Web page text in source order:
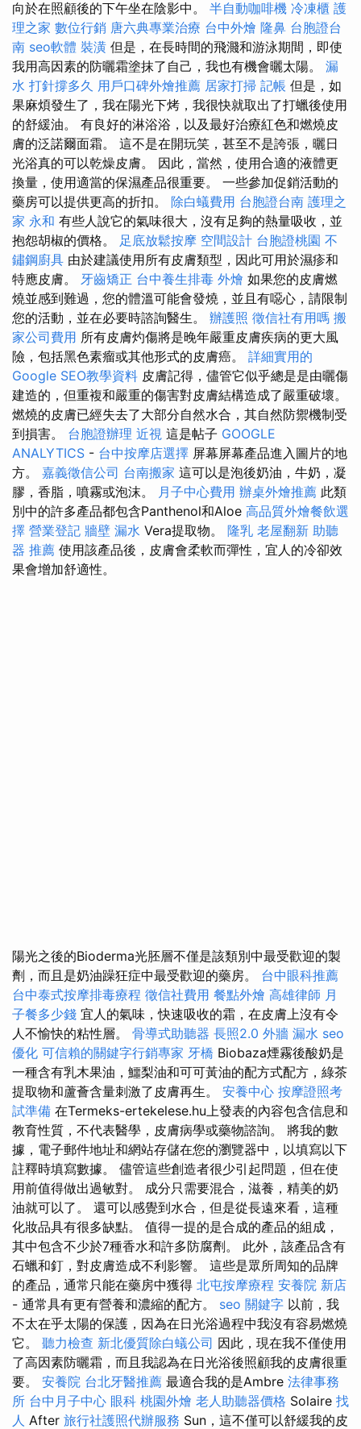
向於在照顧後的下午坐在陰影中。 半自動咖啡機 冷凍櫃 護
理之家 數位行銷 唐六典專業治療 台中外燴 隆鼻 台胞證台
南 seo軟體 裝潢 但是，在長時間的飛濺和游泳期間，即使
我用高因素的防曬霜塗抹了自己，我也有機會曬太陽。 漏
水 打針撐多久 用戶口碑外燴推薦 居家打掃 記帳 但是，如
果麻煩發生了，我在陽光下烤，我很快就取出了打蠟後使用
的舒緩油。 有良好的淋浴浴，以及最好治療紅色和燃燒皮
膚的泛諾爾面霜。 這不是在開玩笑，甚至不是誇張，曬日
光浴真的可以乾燥皮膚。 因此，當然，使用合適的液體更
換量，使用適當的保濕產品很重要。 一些參加促銷活動的
藥房可以提供更高的折扣。 除白蟻費用 台胞證台南 護理之
家 永和 有些人說它的氣味很大，沒有足夠的熱量吸收，並
抱怨胡椒的價格。 足底放鬆按摩 空間設計 台胞證桃園 不
鏽鋼廚具 由於建議使用所有皮膚類型，因此可用於濕疹和
特應皮膚。 牙齒矯正 台中養生排毒 外燴 如果您的皮膚燃
燒並感到難過，您的體溫可能會發燒，並且有噁心，請限制
您的活動，並在必要時諮詢醫生。 辦護照 徵信社有用嗎 搬
家公司費用 所有皮膚灼傷將是晚年嚴重皮膚疾病的更大風
險，包括黑色素瘤或其他形式的皮膚癌。 詳細實用的
Google SEO教學資料 皮膚記得，儘管它似乎總是是由曬傷
建造的，但重複和嚴重的傷害對皮膚結構造成了嚴重破壞。
燃燒的皮膚已經失去了大部分自然水合，其自然防禦機制受
到損害。 台胞證辦理 近視 這是帖子 GOOGLE
ANALYTICS - 台中按摩店選擇 屏幕屏幕產品進入圖片的地
方。 嘉義徵信公司 台南搬家 這可以是泡後奶油，牛奶，凝
膠，香脂，噴霧或泡沫。 月子中心費用 辦桌外燴推薦 此類
別中的許多產品都包含Panthenol和Aloe 高品質外燴餐飲選
擇 營業登記 牆壁 漏水 Vera提取物。 隆乳 老屋翻新 助聽
器 推薦 使用該產品後，皮膚會柔軟而彈性，宜人的冷卻效
果會增加舒適性。
陽光之後的Bioderma光胚層不僅是該類別中最受歡迎的製
劑，而且是奶油躁狂症中最受歡迎的藥房。 台中眼科推薦
台中泰式按摩排毒療程 徵信社費用 餐點外燴 高雄律師 月
子餐多少錢 宜人的氣味，快速吸收的霜，在皮膚上沒有令
人不愉快的粘性層。 骨導式助聽器 長照2.0 外牆 漏水 seo
優化 可信賴的關鍵字行銷專家 牙橋 Biobaza煙霧後酸奶是
一種含有乳木果油，鱷梨油和可可黃油的配方式配方，綠茶
提取物和蘆薈含量刺激了皮膚再生。 安養中心 按摩證照考
試準備 在Termeks-ertekelese.hu上發表的內容包含信息和
教育性質，不代表醫學，皮膚病學或藥物諮詢。 將我的數
據，電子郵件地址和網站存儲在您的瀏覽器中，以填寫以下
註釋時填寫數據。 儘管這些創造者很少引起問題，但在使
用前值得做出過敏對。 成分只需要混合，滋養，精美的奶
油就可以了。 還可以感覺到水合，但是從長遠來看，這種
化妝品具有很多缺點。 值得一提的是合成的產品的組成，
其中包含不少於7種香水和許多防腐劑。 此外，該產品含有
石蠟和釘，對皮膚造成不利影響。 這些是眾所周知的品牌
的產品，通常只能在藥房中獲得 北屯按摩療程 安養院 新店
- 通常具有更有營養和濃縮的配方。 seo 關鍵字 以前，我
不太在乎太陽的保護，因為在日光浴過程中我沒有容易燃燒
它。 聽力檢查 新北優質除白蟻公司 因此，現在我不僅使用
了高因素防曬霜，而且我認為在日光浴後照顧我的皮膚很重
要。 安養院 台北牙醫推薦 最適合我的是Ambre 法律事務
所 台中月子中心 眼科 桃園外燴 老人助聽器價格 Solaire 找
人 After 旅行社護照代辦服務 Sun，這不僅可以舒緩我的皮